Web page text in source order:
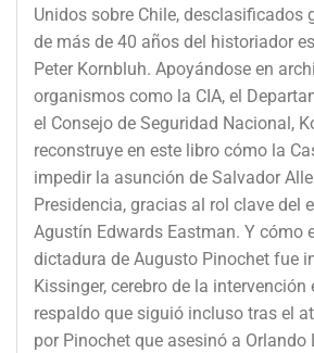
Unidos sobre Chile, desclasificados
de más de 40 años del historiador
Peter Kornbluh. Apoyándose en
organismos como la CIA, el
el Consejo de Seguridad Nacional,
reconstruye en este libro cómo la
impedir la asunción de Salvador
Presidencia, gracias al rol clave del
Agustín Edwards Eastman. Y cómo
dictadura de Augusto Pinochet fue
Kissinger, cerebro de la intervención
respaldo que siguió incluso tras el
por Pinochet que asesinó a Orlando